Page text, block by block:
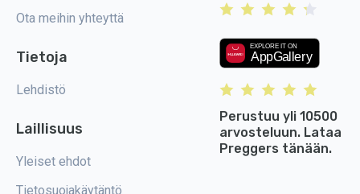
Ota meihin yhteyttä
Tietoja
Lehdistö
Laillisuus
Yleiset ehdot
Tietosuojakäytäntö
Perustuu yli 10500
arvosteluun. Lataa
Preggers tänään.